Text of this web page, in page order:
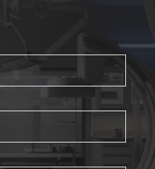
импеданса